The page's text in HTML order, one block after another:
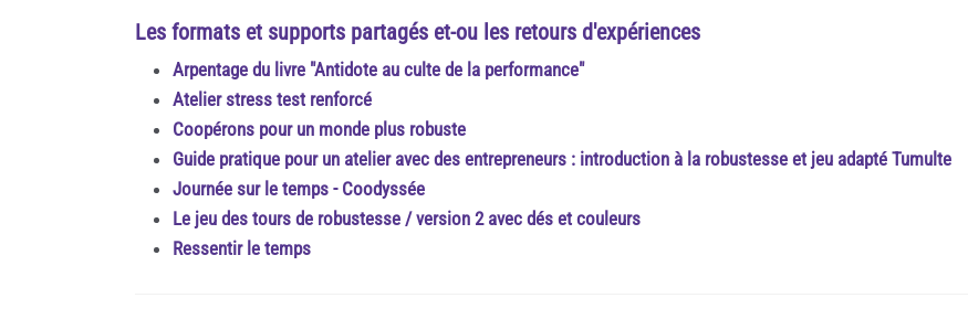
Les formats et supports partagés et-ou les retours d'expériences
Arpentage du livre "Antidote au culte de la performance"
Atelier stress test renforcé
Coopérons pour un monde plus robuste
Guide pratique pour un atelier avec des entrepreneurs : introduction à la robustesse et jeu adapté Tumulte
Journée sur le temps - Coodyssée
Le jeu des tours de robustesse / version 2 avec dés et couleurs
Ressentir le temps